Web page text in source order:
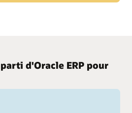
à Workday
d'Oracle ERP pour